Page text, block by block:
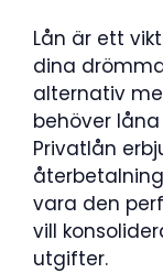
Lån är ett
dina
alternativ
behöver
Privatlån
vara den
vill
utgifter.